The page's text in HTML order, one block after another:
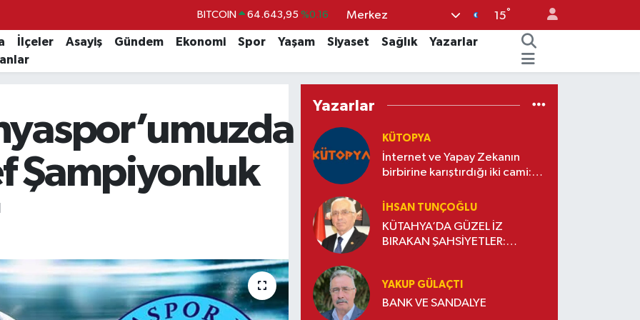
BITCOIN 64.643,95 %0.16
DOLAR 47,6704 %0
6500.87
BİST100 13.799 %70
Merkez 15°
İlçeler Asayiş Gündem Ekonomi Spor Yaşam Siyaset Sağlık
Yazarlar
Şampiyonluk
Yazarlar
KÜTOPYA
İnternet ve Yapay Zekanın
birbirine karıştırdığı iki cami:
Cami"
İHSAN TUNÇOĞLU
KÜTAHYA’DA GÜZEL İZ
BIRAKAN ŞAHSİYETLER:
YAKUP GÜLAÇTI
BANK VE SANDALYE